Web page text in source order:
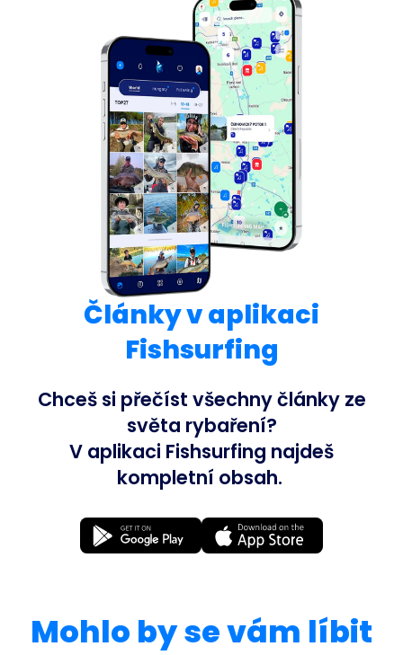
Články v aplikaci
Fishsurfing
Chceš si přečíst všechny články ze
světa rybaření?
V aplikaci Fishsurfing najdeš
kompletní obsah.
Mohlo by se vám líbit